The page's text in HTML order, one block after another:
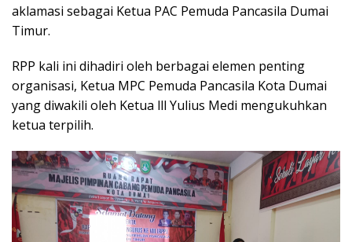
aklamasi sebagai Ketua PAC Pemuda Pancasila Dumai
Timur.
RPP kali ini dihadiri oleh berbagai elemen penting
organisasi, Ketua MPC Pemuda Pancasila Kota Dumai
yang diwakili oleh Ketua lll Yulius Medi mengukuhkan
ketua terpilih.